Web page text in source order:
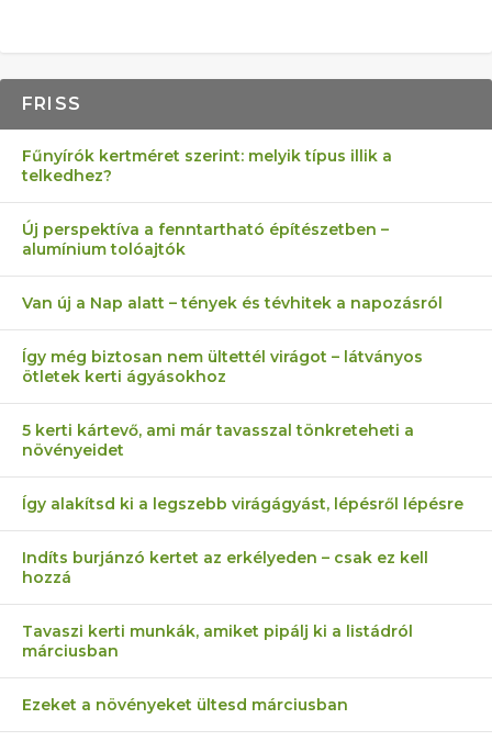
FRISS
Fűnyírók kertméret szerint: melyik típus illik a
telkedhez?
Új perspektíva a fenntartható építészetben –
alumínium tolóajtók
Van új a Nap alatt – tények és tévhitek a napozásról
Így még biztosan nem ültettél virágot – látványos
ötletek kerti ágyásokhoz
5 kerti kártevő, ami már tavasszal tönkreteheti a
növényeidet
Így alakítsd ki a legszebb virágágyást, lépésről lépésre
Indíts burjánzó kertet az erkélyeden – csak ez kell
hozzá
Tavaszi kerti munkák, amiket pipálj ki a listádról
márciusban
Ezeket a növényeket ültesd márciusban